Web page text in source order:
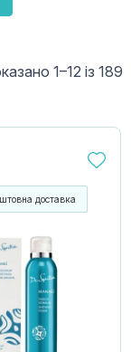
1–12 із 189
доставка